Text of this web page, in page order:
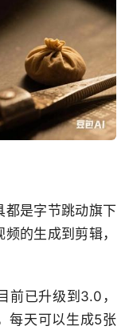
都是字节跳动旗下
的生成到剪辑，
前已升级到3.0，
每天可以生成5张